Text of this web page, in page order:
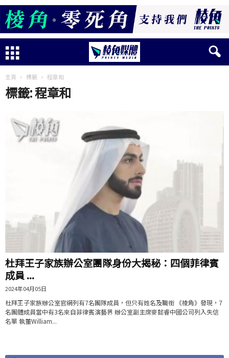
主頁 標籤 程章和
標籤: 程章和
杜拜王子家族辦公室團隊身份大揭秘：四個菲律賓
成員 ...
2024年04月05日
杜拜王子家族辦公室官網列有7名團隊成員，但只有姓名及職銜 《棱角》發現，7
名團體成員當中有3名來自菲律賓演藝界 辦公室副主席麥懿睿中國公司列入失信
名單 執董William...